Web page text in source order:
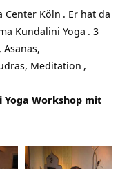
Center Köln . Er hat da
Kundalini Yoga . 3
Meditation ,
Yoga Workshop mit